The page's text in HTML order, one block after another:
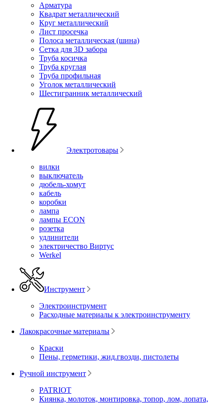
Арматура
Квадрат металлический
Круг металлический
Лист просечка
Полоса металлическая (шина)
Сетка для 3D забора
Труба косичка
Труба круглая
Труба профильная
Уголок металлический
Шестигранник металлический
Электротовары
вилки
выключатель
дюбель-хомут
кабель
коробки
лампа
лампы ECON
розетка
удлинители
электричество Виртус
Werkel
Инструмент
Электроинструмент
Расходные материалы к электроинструменту
Лакокрасочные материалы
Краски
Пены, герметики, жид.гвозди, пистолеты
Ручной инструмент
PATRIOT
Киянка, молоток, монтировка, топор, лом, лопата,